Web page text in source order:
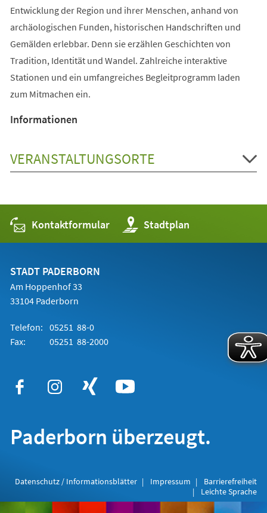
Entwicklung der Region und ihrer Menschen, anhand von
archäologischen Funden, historischen Handschriften und
Gemälden erlebbar. Denn sie erzählen Geschichten von
Tradition, Identität und Wandel. Zahlreiche interaktive
Stationen und ein umfangreiches Begleitprogramm laden
zum Mitmachen ein.
Informationen
VERANSTALTUNGSORTE
Kontaktformular Stadtplan
(Öffnet
in
einem
STADT PADERBORN
Am Hoppenhof 33
33104 Paderborn
Telefon: 05251 88-0
Fax:
05251 88-2000
Paderborn überzeugt.
Datenschutz / Informationsblätter Impressum
Barrierefreiheit
Leichte Sprache